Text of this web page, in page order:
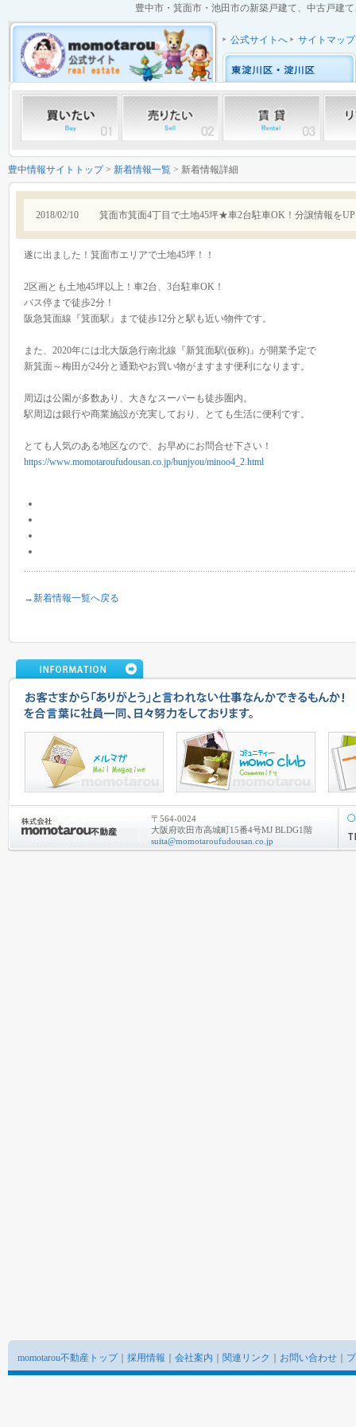
豊中市・箕面市・池田市の新築戸建て、中古戸建
公式サイトへ サイトマップ
豊中情報サイトトップ> 新着情報一覧 > 新着情報詳細
2018/02/10 箕面市箕面4丁目で土地45坪★車2台駐車OK！分譲情報をUP
遂に出ました！箕面市エリアで土地45坪！！
2区画とも土地45坪以上！車2台、3台駐車OK！
バス停まで徒歩2分！
阪急箕面線『箕面駅』まで徒歩12分と駅も近い物件です。
また、2020年には北大阪急行南北線『新箕面駅(仮称)』が開業予定で
新箕面～梅田が24分と通勤やお買い物がますます便利になります。
周辺は公園が多数あり、大きなスーパーも徒歩圏内。
駅周辺は銀行や商業施設が充実しており、とても生活に便利です。
とても人気のある地区なので、お早めにお問合せ下さい！
https://www.momotaroufudousan.co.jp/bunjyou/minoo4_2.html
→新着情報一覧へ戻る
〒564-0024
大阪府吹田市高城町15番4号MJ BLDG1階
suita@momotaroufudousan.co.jp
momotarou不動産トップ｜ 採用情報 会社案内 関連リンク お問い合わせ